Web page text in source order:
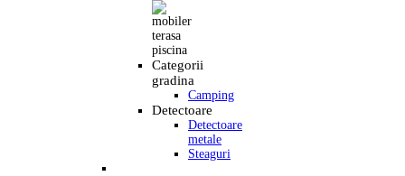
Categorii
gradina
Camping
Detectoare
Detectoare
metale
Steaguri